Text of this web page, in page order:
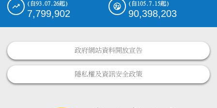
(自93.07.26起)
7,799,902
(自105.7.15起)
90,398,203
政府網站資料開放宣告
隱私權及資訊安全政策